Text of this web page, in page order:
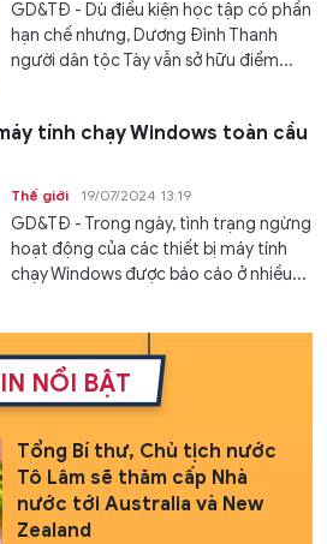
GD&TĐ - Dù điều kiện học tập có phần
hạn chế nhưng, Dương Đình Thanh
người dân tộc Tày vẫn sở hữu điểm...
tính chạy Windows toàn cầu
Thế giới 19/07/2024 13:19
GD&TĐ - Trong ngày, tình trạng ngừng
hoạt động của các thiết bị máy tính
chạy Windows được báo cáo ở nhiều...
NỔI BẬT
Tổng Bí thư, Chủ tịch nước
Tô Lâm sẽ thăm cấp Nhà
nước tới Australia và New
Zealand